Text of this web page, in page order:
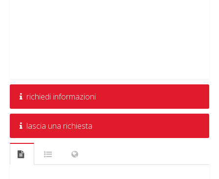
richiedi informazioni
lascia una richiesta